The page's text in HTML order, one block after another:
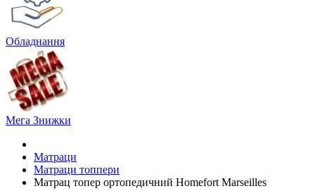
Обладнання
Мега Знижки
Матраци
Матраци топпери
Матрац топер ортопедичний Homefort Marseilles